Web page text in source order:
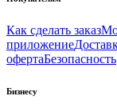
Как сделать заказ
приложение
офертаБезопасность
Бизнесу